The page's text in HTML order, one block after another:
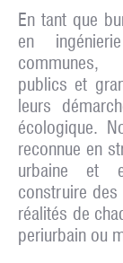
En tant que
en
communes,
publics et
leurs
écologique.
reconnue en
urbaine et
construire
réalités de
periurbain ou